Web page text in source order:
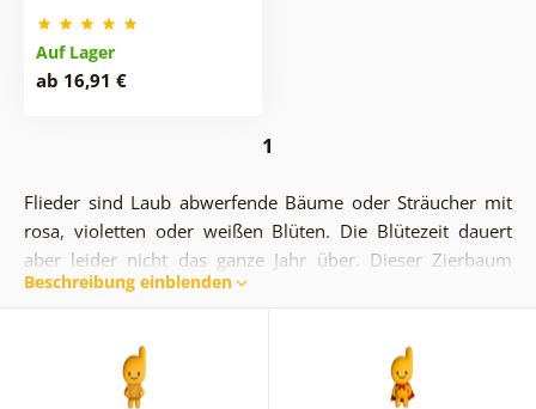
Auf Lager
ab 16,91 €
1
Flieder sind Laub abwerfende Bäume oder Sträucher mit
rosa, violetten oder weißen Blüten. Die Blütezeit dauert
aber leider nicht das ganze Jahr über. Dieser Zierbaum
kann das ganze Jahr über in Ihrem Zuhause blühen.
Wand. Bei uns finden Sie Bilder mit Fliedermotiven in
Verbindung mit abstrakten Elementen und auch im
Beschreibung einblenden